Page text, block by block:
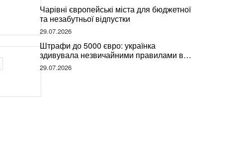
Чарівні європейські міста для бюджетної
та незабутньої відпустки
29.07.2026
Штрафи до 5000 євро: українка
здивувала незвичайними правилами в
Німеччині та поділилася правдою
29.07.2026